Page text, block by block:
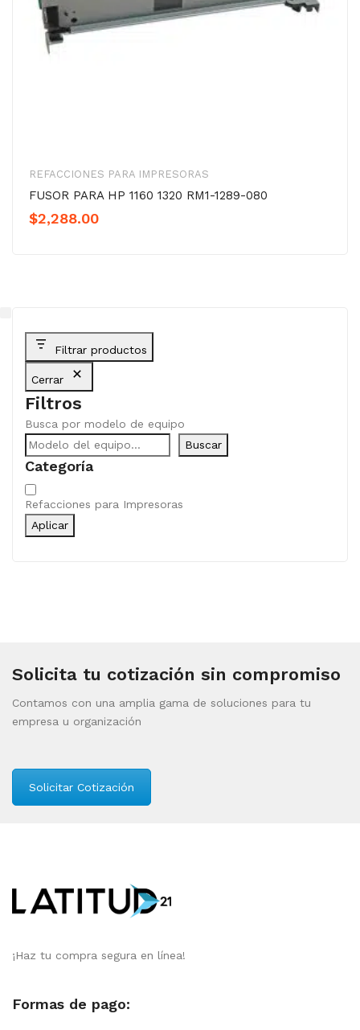
REFACCIONES PARA IMPRESORAS
FUSOR PARA HP 1160 1320 RM1-1289-080
$2,288.00
Filtrar productos
Cerrar
Filtros
Busca por modelo de equipo
Buscar
Categoría
Categoría
Refacciones para Impresoras
Aplicar
Solicita tu cotización sin compromiso
Contamos con una amplia gama de soluciones para tu
empresa u organización
Solicitar Cotización
¡Haz tu compra segura en línea!
Formas de pago: